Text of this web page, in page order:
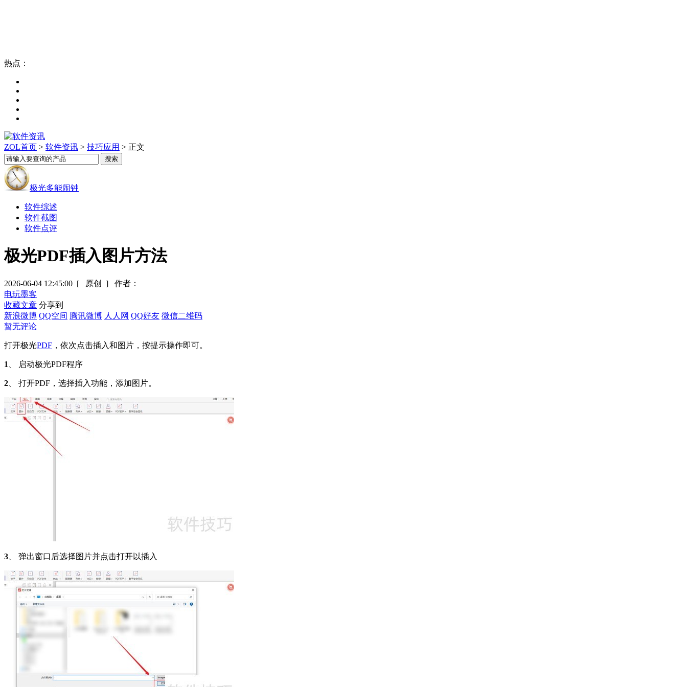
热点：
ZOL首页 > 软件资讯 > 技巧应用 > 正文
极光多能闹钟
软件综述
软件截图
软件点评
极光PDF插入图片方法
2026-06-04 12:45:00 [ 原创 ]
作者：
电玩墨客
收藏文章 分享到
新浪微博 QQ空间 腾讯微博 人人网 QQ好友 微信二维码
暂无评论
打开极光PDF ，依次点击插入和图片，按提示操作即可。
1 、 启动极光PDF程序
2 、 打开PDF，选择插入功能，添加图片。
3 、 弹出窗口后选择图片并点击打开以插入